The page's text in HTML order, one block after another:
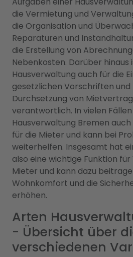
die Vermietung und
die Organisation und
Reparaturen und
die Erstellung von
Nebenkosten. Darüber hinaus
Hausverwaltung auch für die
gesetzlichen Vorschriften und
Durchsetzung von
verantwortlich. In vielen
Hausverwaltung Bremen
für die Mieter und kann bei
weiterhelfen. Insgesamt hat
also eine wichtige Funktion
Mieter und kann dazu
Wohnkomfort und die
erhöhen.
Arten
- Übersicht über
verschiedenen